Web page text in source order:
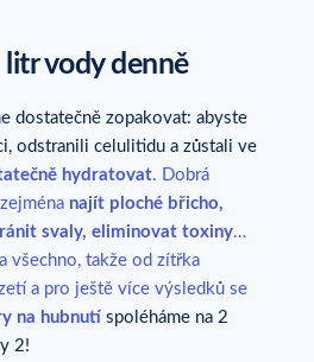
litr vody denně
dostatečně zopakovat: abyste
odstranili celulitidu a zůstali ve
hydratovat. Dobrá
najít ploché břicho,
svaly, eliminovat toxiny…
všechno, takže od zítřka
a pro ještě více výsledků se
na hubnutí spoléháme na 2
2!